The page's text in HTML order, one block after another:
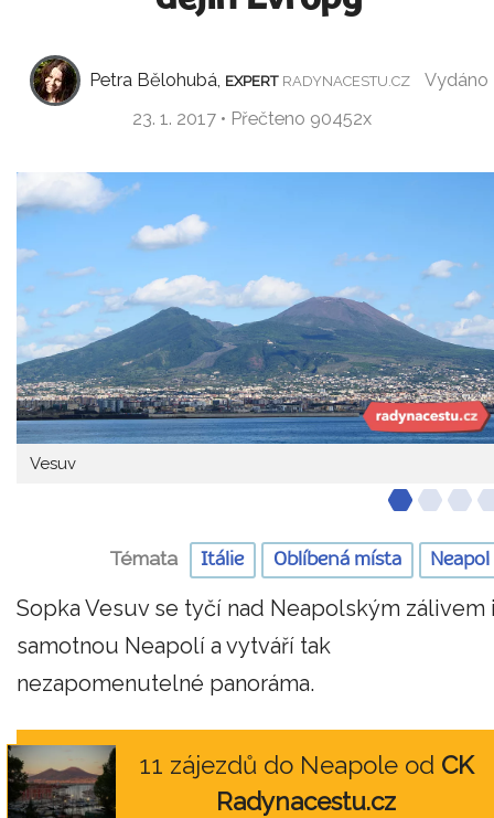
Petra Bělohubá, EXPERT RADYNACESTU.CZ
Vydáno
23. 1. 2017 • Přečteno 90452x
Vesuv
Témata Itálie Oblíbená místa Neapol
Sopka Vesuv se tyčí nad Neapolským zálivem
samotnou Neapolí a vytváří tak
nezapomenutelné panoráma.
11 zájezdů do Neapole od CK
Radynacestu.cz